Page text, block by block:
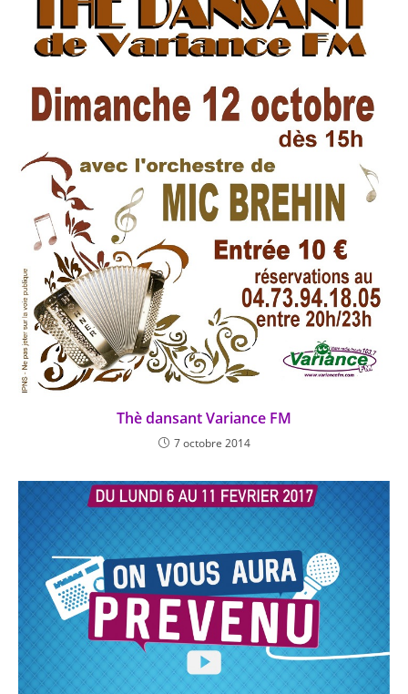
Thè dansant Variance FM
7 octobre 2014